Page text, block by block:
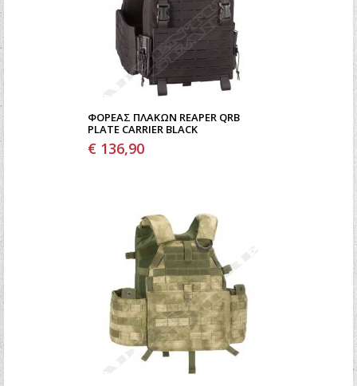
ΦΟΡΈΑΣ ΠΛΑΚΏΝ REAPER QRB
PLATE CARRIER BLACK
€ 136,90